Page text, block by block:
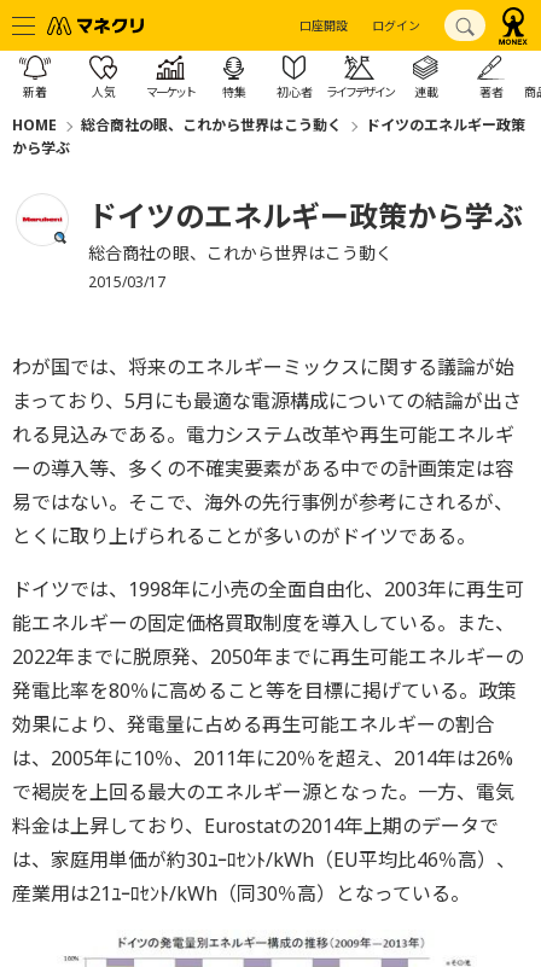
口座開設 ログイン
新着 人気 マーケット 特集 初心者 ライフデザイン 連載 著者 商
HOME 総合商社の眼、これから世界はこう動く
ドイツのエネルギー政策
から学ぶ
ドイツのエネルギー政策から学ぶ
総合商社の眼、これから世界はこう動く
2015/03/17
わが国では、将来のエネルギーミックスに関する議論が始
まっており、5月にも最適な電源構成についての結論が出さ
れる見込みである。電力システム改革や再生可能エネルギ
ーの導入等、多くの不確実要素がある中での計画策定は容
易ではない。そこで、海外の先行事例が参考にされるが、
とくに取り上げられることが多いのがドイツである。
ドイツでは、1998年に小売の全面自由化、2003年に再生可
能エネルギーの固定価格買取制度を導入している。また、
2022年までに脱原発、2050年までに再生可能エネルギーの
発電比率を80％に高めること等を目標に掲げている。政策
効果により、発電量に占める再生可能エネルギーの割合
は、2005年に10％、2011年に20％を超え、2014年は26%
で褐炭を上回る最大のエネルギー源となった。一方、電気
料金は上昇しており、Eurostatの2014年上期のデータで
は、家庭用単価が約30ﾕｰﾛｾﾝﾄ/kWh（EU平均比46％高）、
産業用は21ﾕｰﾛｾﾝﾄ/kWh（同30％高）となっている。